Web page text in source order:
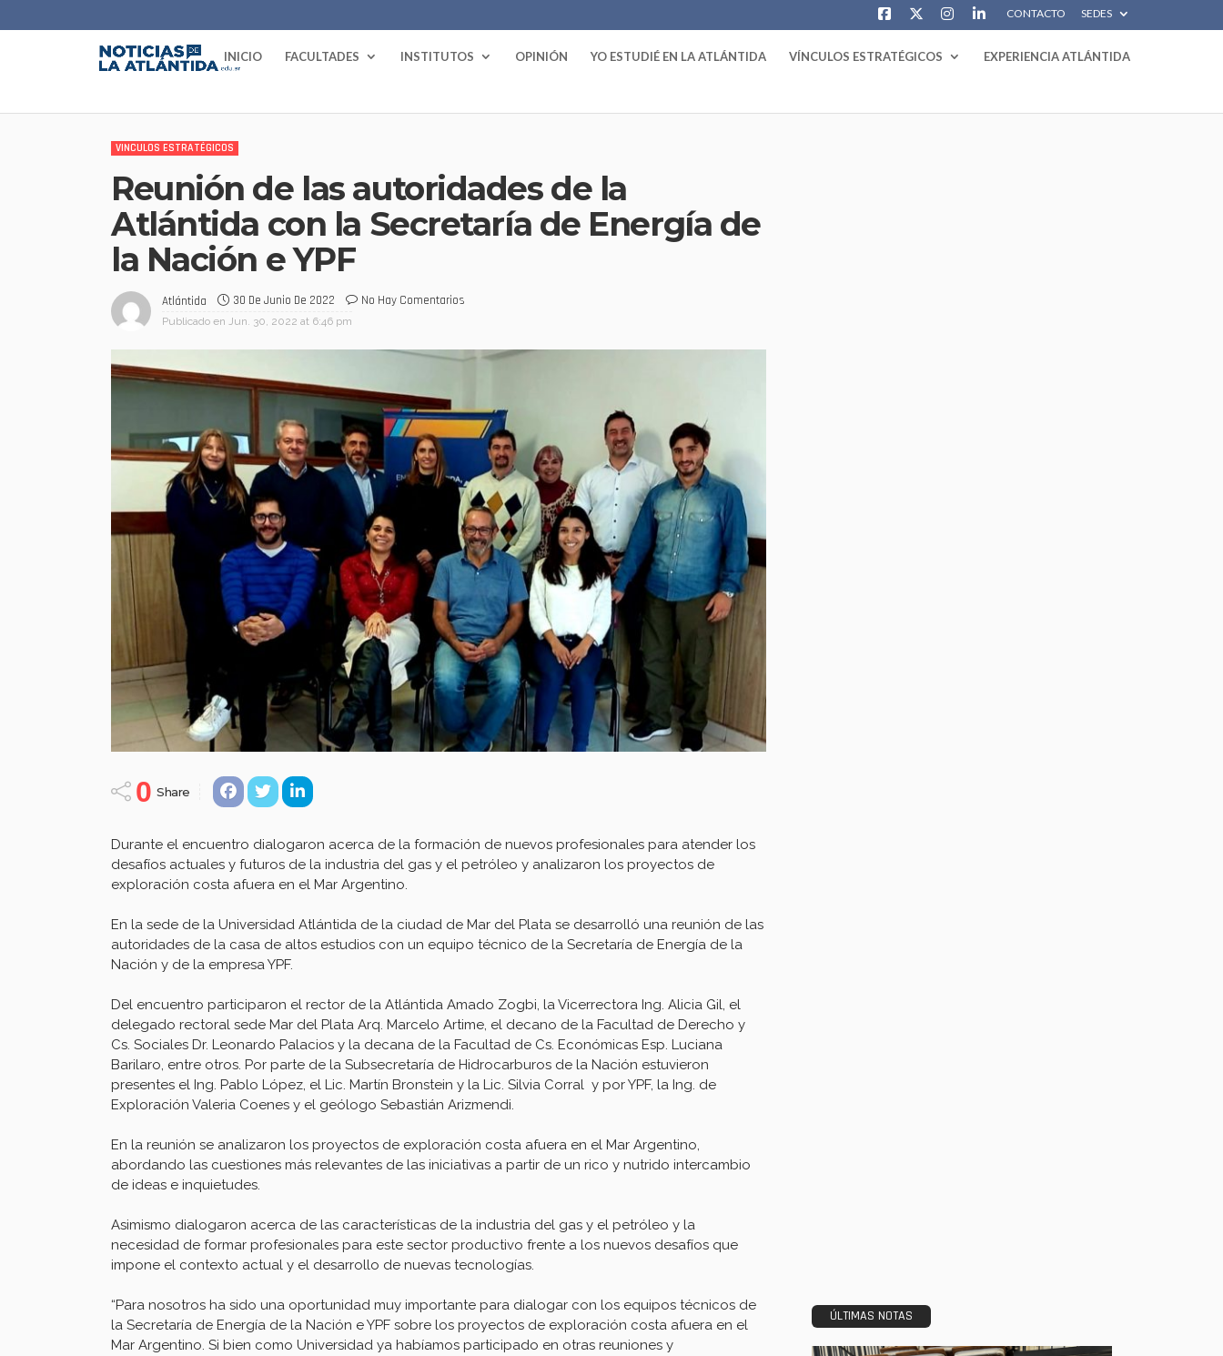
CONTACTO SEDES
INICIO FACULTADES INSTITUTOS OPINIÓN YO ESTUDIÉ EN LA ATLÁNTIDA VÍNCULOS ESTRATÉGICOS EXPERIENCIA ATLÁNTIDA
VINCULOS ESTRATÉGICOS
Reunión de las autoridades de la
Atlántida con la Secretaría de Energía de
la Nación e YPF
Atlántida 30 De Junio De 2022 No Hay Comentarios
Publicado en Jun. 30, 2022 at 6:46 pm
0 Share
Durante el encuentro dialogaron acerca de la formación de nuevos profesionales para atender los
desafíos actuales y futuros de la industria del gas y el petróleo y analizaron los proyectos de
exploración costa afuera en el Mar Argentino.
En la sede de la Universidad Atlántida de la ciudad de Mar del Plata se desarrolló una reunión de las
autoridades de la casa de altos estudios con un equipo técnico de la Secretaría de Energía de la
Nación y de la empresa YPF.
Del encuentro participaron el rector de la Atlántida Amado Zogbi, la Vicerrectora Ing. Alicia Gil, el
delegado rectoral sede Mar del Plata Arq. Marcelo Artime, el decano de la Facultad de Derecho y
Cs. Sociales Dr. Leonardo Palacios y la decana de la Facultad de Cs. Económicas Esp. Luciana
Barilaro, entre otros. Por parte de la Subsecretaría de Hidrocarburos de la Nación estuvieron
presentes el Ing. Pablo López, el Lic. Martín Bronstein y la Lic. Silvia Corral y por YPF, la Ing. de
Exploración Valeria Coenes y el geólogo Sebastián Arizmendi.
En la reunión se analizaron los proyectos de exploración costa afuera en el Mar Argentino,
abordando las cuestiones más relevantes de las iniciativas a partir de un rico y nutrido intercambio
de ideas e inquietudes.
Asimismo dialogaron acerca de las características de la industria del gas y el petróleo y la
necesidad de formar profesionales para este sector productivo frente a los nuevos desafíos que
impone el contexto actual y el desarrollo de nuevas tecnologías.
“Para nosotros ha sido una oportunidad muy importante para dialogar con los equipos técnicos de
la Secretaría de Energía de la Nación e YPF sobre los proyectos de exploración costa afuera en el
Mar Argentino. Si bien como Universidad ya habíamos participado en otras reuniones y
ÚLTIMAS NOTAS